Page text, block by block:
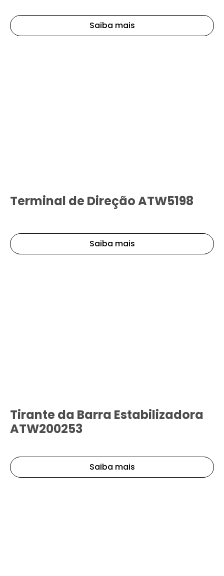
Saiba mais
Terminal de Direção ATW5198
Saiba mais
Tirante da Barra Estabilizadora
ATW200253
Saiba mais